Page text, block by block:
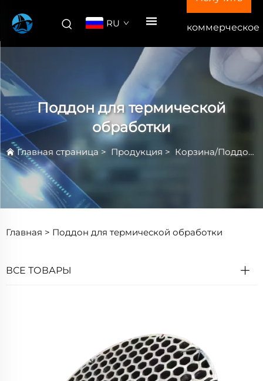
RU коммерческое
предложение
Поддон для термической
обработки
Главная страница > Продукция > Корзина/Поддон для Термической Обработки
Главная > Поддон для термической обработки
ВСЕ ТОВАРЫ